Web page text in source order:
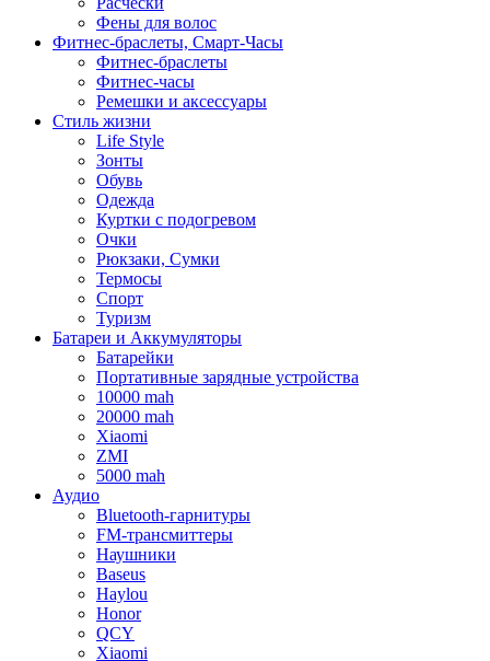
Фены для волос
Фитнес-браслеты, Смарт-Часы
Фитнес-браслеты
Фитнес-часы
Ремешки и аксессуары
Стиль жизни
Life Style
Зонты
Обувь
Одежда
Куртки с подогревом
Очки
Рюкзаки, Сумки
Термосы
Спорт
Туризм
Батареи и Аккумуляторы
Батарейки
Портативные зарядные устройства
10000 mah
20000 mah
Xiaomi
ZMI
5000 mah
Аудио
Bluetooth-гарнитуры
FM-трансмиттеры
Наушники
Baseus
Haylou
Honor
QCY
Xiaomi